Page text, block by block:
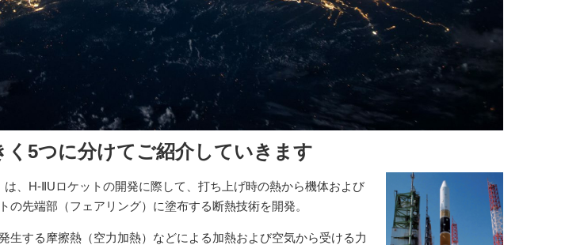
く5つに分けてご紹介していきます
、H-ⅡUロケットの開発に際して、打ち上げ時の熱から機体および
の先端部（フェアリング）に塗布する断熱技術を開発。
生する摩擦熱（空力加熱）などによる加熱および空気から受ける力